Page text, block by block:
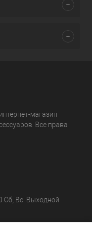
магазин
Все права
Сб, Вс: Выходной